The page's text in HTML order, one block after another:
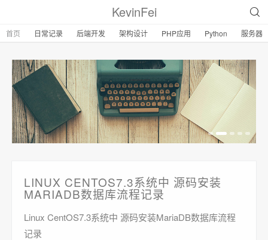
KevinFei
首页 日常记录 后端开发 架构设计 PHP应用 Python 服务器
LINUX CENTOS7.3系统中 源码安装
MARIADB数据库流程记录
Linux CentOS7.3系统中 源码安装MariaDB数据库流程
记录